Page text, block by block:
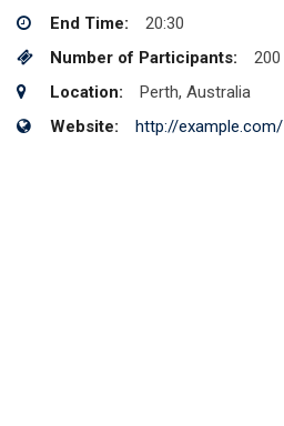
End Time:
20:30
Number of Participants:
200
Location:
Perth, Australia
Website:
http://example.com/